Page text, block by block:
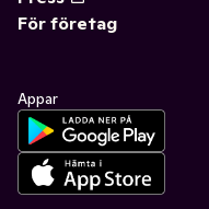
För företag
Appar